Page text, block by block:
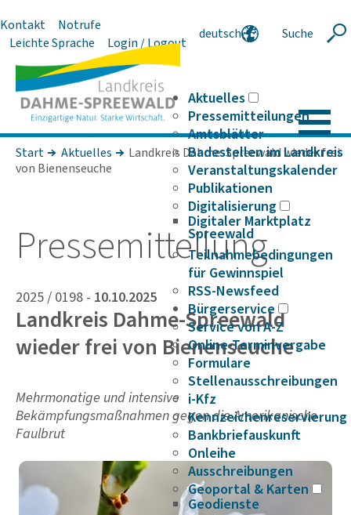
Kontakt
Notrufe
Leichte Sprache
Login / Logout
deutsch
Suche
Aktuelles
Pressemitteilungen
Amtsblätter
Badestellen im Landkreis
Veranstaltungskalender
Publikationen
Digitalisierung
Digitaler Marktplatz
Spreewald
Teilnahmebedingungen
für Gewinnspiel
RSS-Newsfeed
Bürgerservice
Service von A-Z
Online-Terminvergabe
Formulare
Stellenausschreibungen
i-Kfz
Kennzeichenreservierung
Bankbriefauskunft
Onleihe
Ausschreibungen
Geoportal & Karten
Geodienste
Start Aktuelles
Landkreis Dahme-Spreewald wieder frei
von Bienenseuche
Pres­se­mit­tei­lung
2025 / 0198 - 10.10.2025
Landkreis Dahme-Spreewald
wieder frei von Bienenseuche
Mehrmonatige und intensive
Bekämpfungsmaßnahmen gegen die Amerikanische
Faulbrut